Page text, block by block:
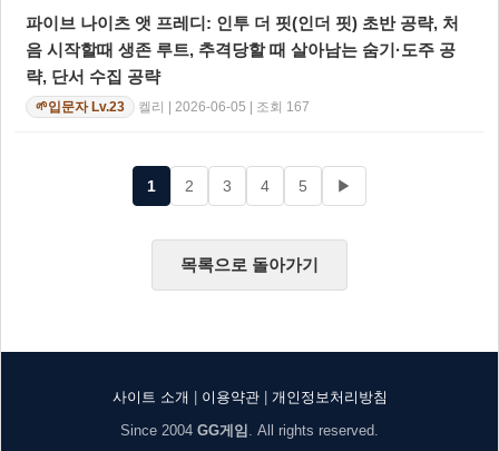
파이브 나이츠 앳 프레디: 인투 더 핏(인더 핏) 초반 공략, 처
음 시작할때 생존 루트, 추격당할 때 살아남는 숨기·도주 공
략, 단서 수집 공략
🌱입문자 Lv.23 켈리 | 2026-06-05 | 조회 167
1 2 3 4 5 ▶
목록으로 돌아가기
사이트 소개 | 이용약관| 개인정보처리방침
Since 2004 GG게임 . All rights reserved.